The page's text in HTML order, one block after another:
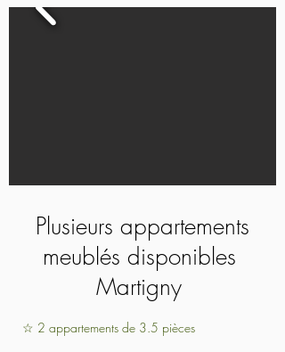
Plusieurs appartements
meublés disponibles
Martigny
☆ 2 appartements de 3.5 pièces